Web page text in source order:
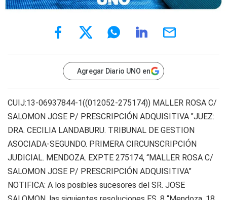
Agregar Diario UNO en
CUIJ:13-06937844-1((012052-275174)) MALLER ROSA C/
SALOMON JOSE P/ PRESCRIPCIÓN ADQUISITIVA "JUEZ:
DRA. CECILIA LANDABURU. TRIBUNAL DE GESTION
ASOCIADA-SEGUNDO. PRIMERA CIRCUNSCRIPCIÓN
JUDICIAL. MENDOZA. EXPTE 275174, “MALLER ROSA C/
SALOMON JOSE P/ PRESCRIPCIÓN ADQUISITIVA”
NOTIFICA: A los posibles sucesores del SR. JOSE